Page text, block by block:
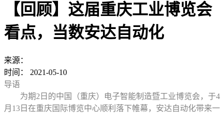
【回顾】这届重庆工业博览会
看点，当数安达自动化
来源：
时间：
2021-05-10
导语
为期2日的中国（重庆）电子智能制造暨工业博览会，于4
月13日在重庆国际博览中心顺利落下帷幕，安达自动化带来一